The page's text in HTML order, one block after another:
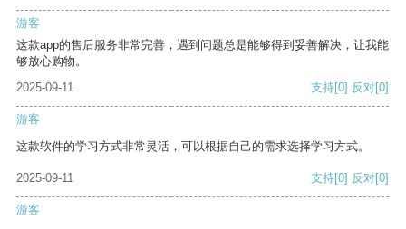
游客
这款app的售后服务非常完善，遇到问题总是能够得到妥善解决，让我能
够放心购物。
2025-09-11
支持[0] 反对[0]
游客
这款软件的学习方式非常灵活，可以根据自己的需求选择学习方式。
2025-09-11 支持[0] 反对[0]
游客